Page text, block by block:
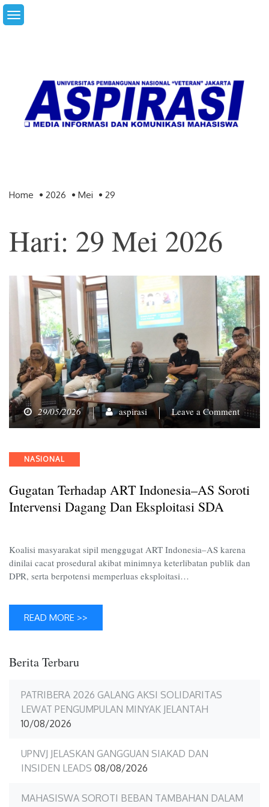
Skip
to
Home 2026 Mei 29
Hari: 29 Mei 2026
29/05/2026 aspirasi Leave a Commenton
Soroti
SDA
Categories
NASIONAL
Gugatan Terhadap ART Indonesia–AS Soroti
Intervensi Dagang Dan Eksploitasi SDA
Koalisi masyarakat sipil menggugat ART Indonesia–AS karena
dinilai cacat prosedural akibat minimnya keterlibatan publik dan
DPR, serta berpotensi memperluas eksploitasi…
READ MORE >>
Berita Terbaru
PATRIBERA 2026 GALANG AKSI SOLIDARITAS
LEWAT PENGUMPULAN MINYAK JELANTAH
10/08/2026
UPNVJ JELASKAN GANGGUAN SIAKAD DAN
INSIDEN LEADS 08/08/2026
MAHASISWA SOROTI BEBAN TAMBAHAN DALAM